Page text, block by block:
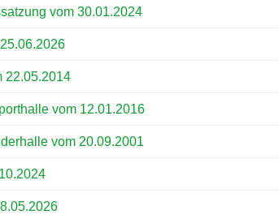
vom 30.01.2024
22.05.2014
vom 12.01.2016
vom 20.09.2001